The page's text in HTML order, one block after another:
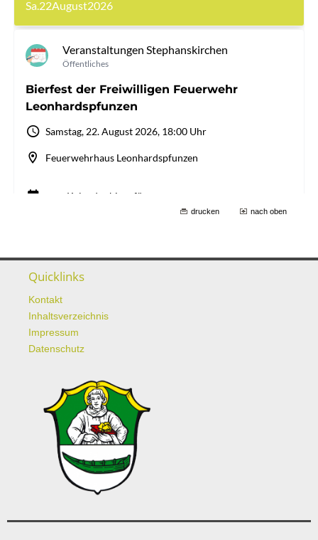
drucken nach oben
Quicklinks
Kontakt
Inhaltsverzeichnis
Impressum
Datenschutz